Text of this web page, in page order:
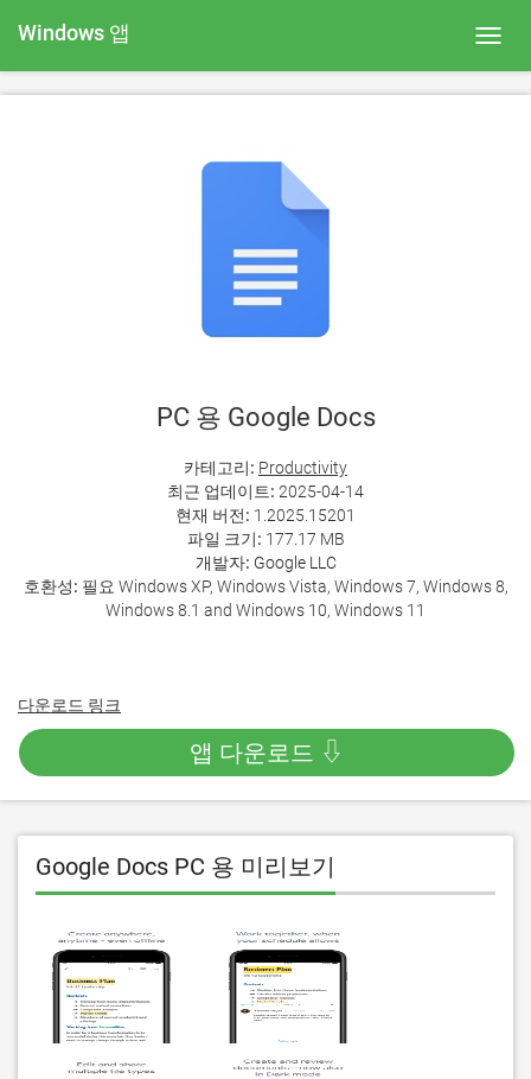
Windows 앱
PC 용 Google Docs
카테고리: Productivity
최근 업데이트: 2025-04-14
현재 버전: 1.2025.15201
파일 크기: 177.17 MB
개발자: Google LLC
호환성: 필요 Windows XP, Windows Vista, Windows 7, Windows 8,
Windows 8.1 and Windows 10, Windows 11
다운로드 링크
앱 다운로드 ⇩
Google Docs PC 용 미리보기